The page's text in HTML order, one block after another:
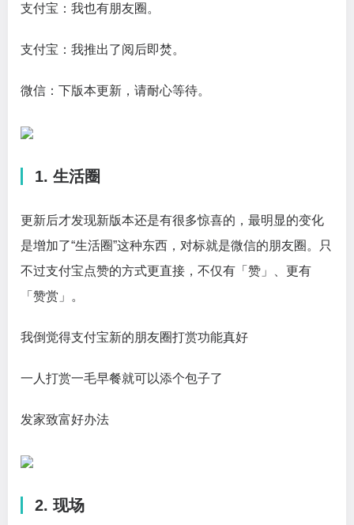
支付宝：我也有朋友圈。
支付宝：我推出了阅后即焚。
微信：下版本更新，请耐心等待。
1. 生活圈
更新后才发现新版本还是有很多惊喜的，最明显的变化
是增加了“生活圈”这种东西，对标就是微信的朋友圈。只
不过支付宝点赞的方式更直接，不仅有「赞」、更有
「赞赏」。
我倒觉得支付宝新的朋友圈打赏功能真好
一人打赏一毛早餐就可以添个包子了
发家致富好办法
2. 现场